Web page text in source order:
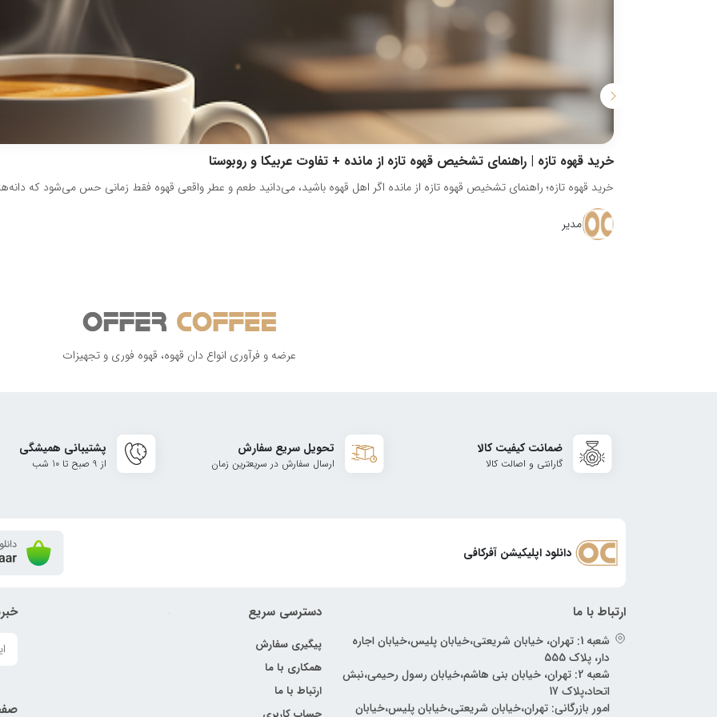
خرید قهوه تازه | راهنمای تشخیص قهوه تازه از مانده + تفاوت عربیکا و روبوستا
خرید قهوه تازه؛ راهنمای تشخیص قهوه تازه از مانده اگر اهل قهوه باشید، می‌دانید طعم و عطر واقعی قهوه فقط زمانی حس می‌شود که
مدیر
عرضه و فرآوری انواع دان قهوه، قهوه فوری و تجهیزات
ضمانت کیفیت کالا
گارانتی و اصالت کالا
تحویل سریع سفارش
ارسال سفارش در سریعترین زمان
پشتیبانی همیشگی
از 9 صبح تا 10 شب
دانلود اپلیکیشن آفرکافی
ارتباط با ما
شعبه 1: تهران، خیابان شریعتی،خیابان پلیس،خیابان اجاره
دار، پلاک 555
شعبه 2: تهران، خیابان بنی هاشم،خیابان رسول رحیمی،نبش
اتحاد،پلاک 17
امور بازرگانی: تهران،خیابان شریعتی،خیابان پلیس،خیابان
دسترسی سریع
پیگیری سفارش
همکاری با ما
ارتباط با ما